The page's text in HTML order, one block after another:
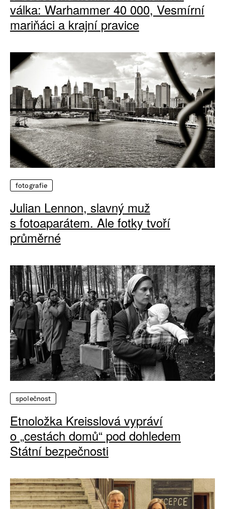
válka: Warhammer 40 000, Vesmírní
mariňáci a krajní pravice
fotografie
Julian Lennon, slavný muž
s fotoaparátem. Ale fotky tvoří
průměrné
společnost
Etnoložka Kreisslová vypráví
o „cestách domů“ pod dohledem
Státní bezpečnosti